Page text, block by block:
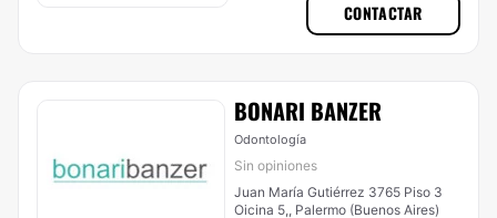
CONTACTAR
BONARI BANZER
Odontología
Sin opiniones
Juan María Gutiérrez 3765 Piso 3
Oicina 5,, Palermo (Buenos Aires)